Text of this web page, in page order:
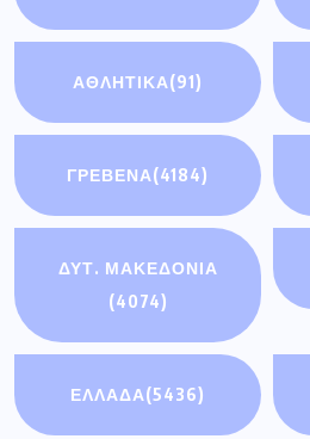
ΑΘΛΗΤΙΚΆ(91)
ΓΡΕΒΕΝΑ(4184)
ΔΥΤ. ΜΑΚΕΔΟΝΙΑ
(4074)
ΕΛΛΑΔΑ(5436)